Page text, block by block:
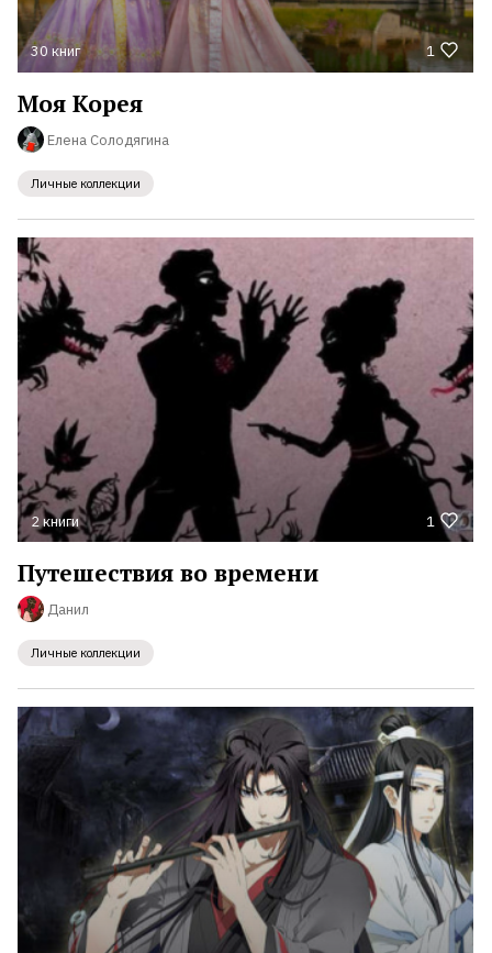
30 книг 1
Моя Корея
Елена Солодягина
Личные коллекции
2 книги 1
Путешествия во времени
Данил
Личные коллекции